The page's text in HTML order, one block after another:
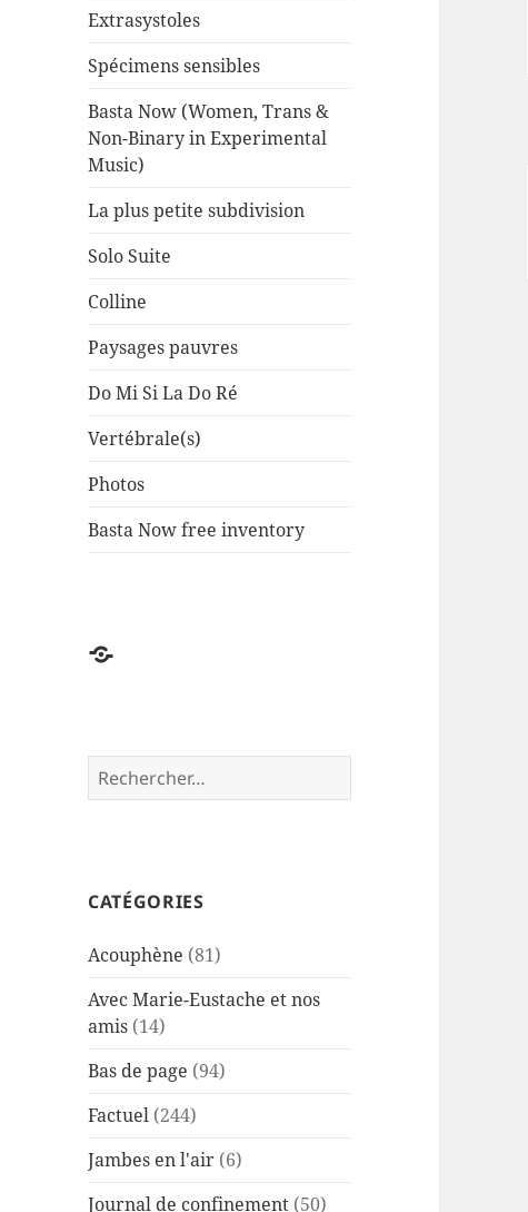
Extrasystoles
Spécimens sensibles
Basta Now (Women, Trans &
Non-Binary in Experimental
Music)
La plus petite subdivision
Solo Suite
Colline
Paysages pauvres
Do Mi Si La Do Ré
Vertébrale(s)
Photos
Basta Now free inventory
Factuel
Rechercher :
CATÉGORIES
Acouphène (81)
Avec Marie-Eustache et nos
amis (14)
Bas de page (94)
Factuel (244)
Jambes en l'air (6)
Journal de confinement (50)